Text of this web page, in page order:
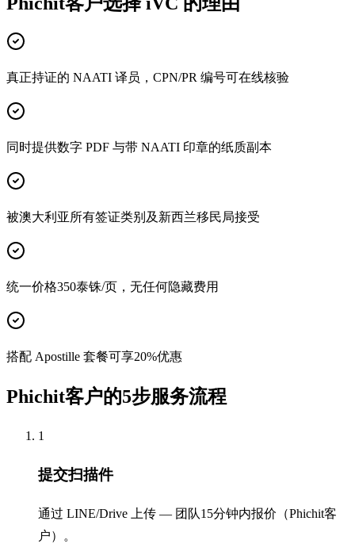
真正持证的 NAATI 译员，CPN/PR 编号可在线核验
同时提供数字 PDF 与带 NAATI 印章的纸质副本
被澳大利亚所有签证类别及新西兰移民局接受
统一价格350泰铢/页，无任何隐藏费用
搭配 Apostille 套餐可享20%优惠
Phichit客户的5步服务流程
1
提交扫描件
通过 LINE/Drive 上传 — 团队15分钟内报价（Phichit客
户）。